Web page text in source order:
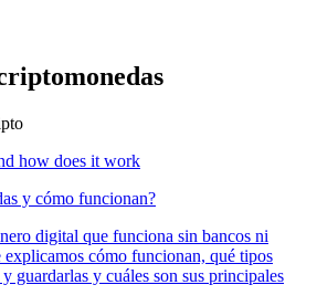
y cómo funcionan?
digital que funciona sin bancos ni
explicamos cómo funcionan, qué tipos
guardarlas y cuáles son sus principales